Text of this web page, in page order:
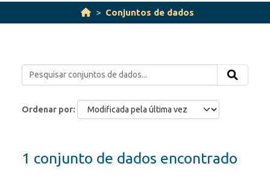
Conjuntos de dados
Ordenar por
1 conjunto de dados encontrado